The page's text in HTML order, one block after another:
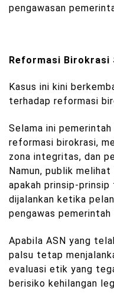
pengawasan
Reformasi Birokrasi
Kasus ini kini
terhadap reformasi
Selama ini
reformasi birokrasi,
zona integritas, dan
Namun, publik
apakah prinsip-
dijalankan ketika
pengawas pemerintah
Apabila ASN yang
palsu tetap
evaluasi etik yang
berisiko kehilangan